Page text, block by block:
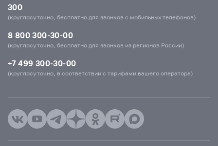
300
(круглосуточно, бесплатно для звонков с мобильных телефонов)
8 800 300-30-00
(круглосуточно, бесплатно для звонков из регионов России)
+7 499 300-30-00
(круглосуточно, в соответствии с тарифами вашего оператора)